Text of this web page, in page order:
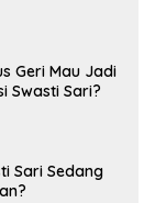
Geri Mau Jadi
Swasti Sari?
Sari Sedang